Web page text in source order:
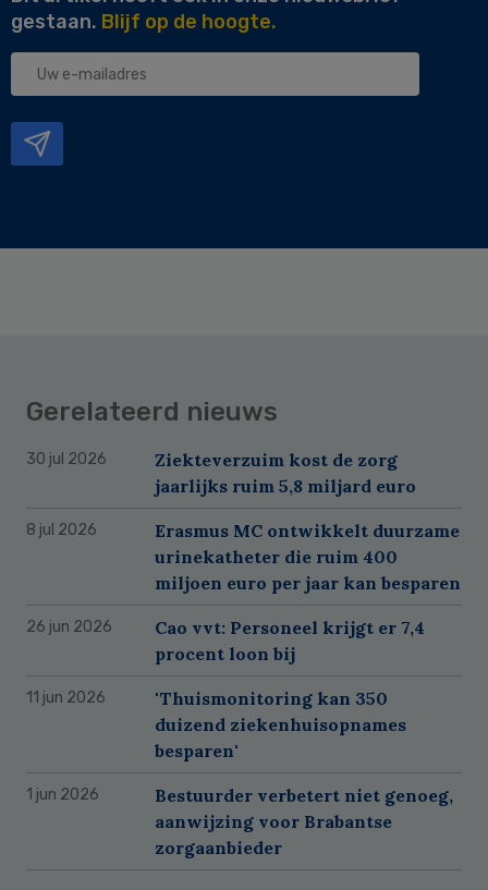
gestaan. Blijf op de hoogte.
Uw
Gerelateerd nieuws
30 jul 2026
Ziekteverzuim kost de zorg
jaarlijks ruim 5,8 miljard euro
8 jul 2026
Erasmus MC ontwikkelt duurzame
urinekatheter die ruim 400
miljoen euro per jaar kan besparen
26 jun 2026
Cao vvt: Personeel krijgt er 7,4
procent loon bij
11 jun 2026
'Thuismonitoring kan 350
duizend ziekenhuisopnames
besparen'
1 jun 2026
Bestuurder verbetert niet genoeg,
aanwijzing voor Brabantse
zorgaanbieder